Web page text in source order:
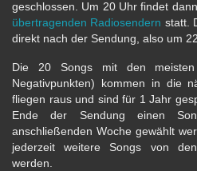
geschlossen. Um 20 Uhr findet
übertragenden Radiosendern statt.
direkt nach der Sendung, also um
Die 20 Songs mit den meisten
Negativpunkten) kommen in die
fliegen raus und sind für 1 Jahr
Ende der Sendung einen
anschließenden Woche gewählt
jederzeit weitere Songs von
werden.